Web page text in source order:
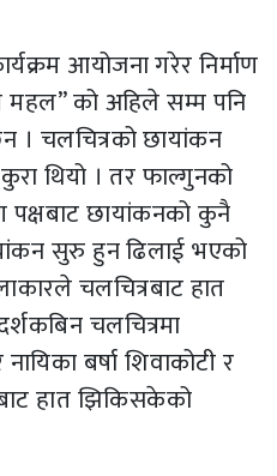
आयोजना गरेर निर्माण
महल” को अहिले सम्म पनि
चलचित्रको छायांकन
थियो । तर फाल्गुनको
पक्षबाट छायांकनको कुनै
सुरु हुन ढिलाई भएको
चलचित्रबाट हात
चलचित्रमा
बर्षा शिवाकोटी र
हात झिकिसकेको